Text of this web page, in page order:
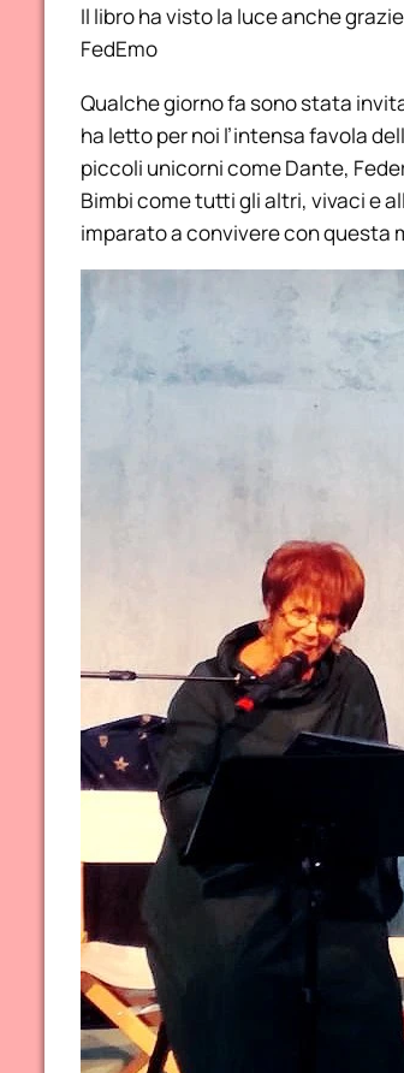
Il libro ha visto la luce anche
FedEmo
Qualche giorno fa sono stata
ha letto per noi l’intensa favola
piccoli unicorni come Dante,
Bimbi come tutti gli altri, vivaci e
imparato a convivere con questa